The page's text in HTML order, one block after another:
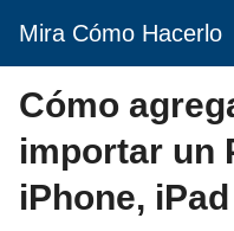
Mira Cómo Hacerlo
Cómo
importar un
iPhone,